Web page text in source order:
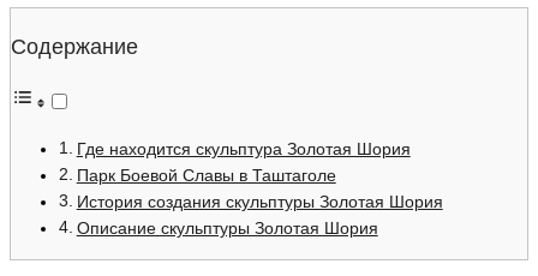
Содержание
Где находится скульптура Золотая Шория
Парк Боевой Славы в Таштаголе
История создания скульптуры Золотая Шория
Описание скульптуры Золотая Шория